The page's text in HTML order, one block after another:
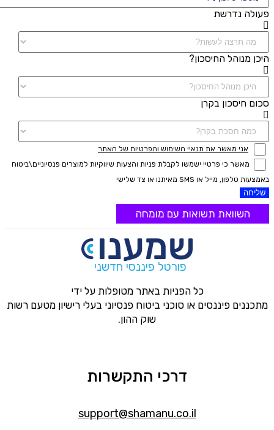
פעולה נדרשת
היכן מנוהל החיסכון?
סכום חיסכון בקרן
אני מאשר את תנאיי השימוש והפרטיות של האתר
מאשר כי פרטיי ישמשו לקבלת פניות והצעות שיווקיות למוצרים פנסיוניים\ביטוח
באמצעות טלפון, מייל או SMS מאיתנו או צד שלישי
שליחה
השוואת תשואות עם מומחה
פורטל פיננסי חדשני
כל הפניות באתר מטופלות על ידי
מתכננים פיננסים או סוכני ביטוח פנסיוני בעלי רישיון מטעם רשות
שוק ההון.
דרכי התקשרות
support@shamanu.co.il